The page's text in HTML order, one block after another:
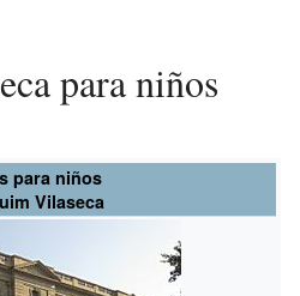
para niños
para niños
Vilaseca